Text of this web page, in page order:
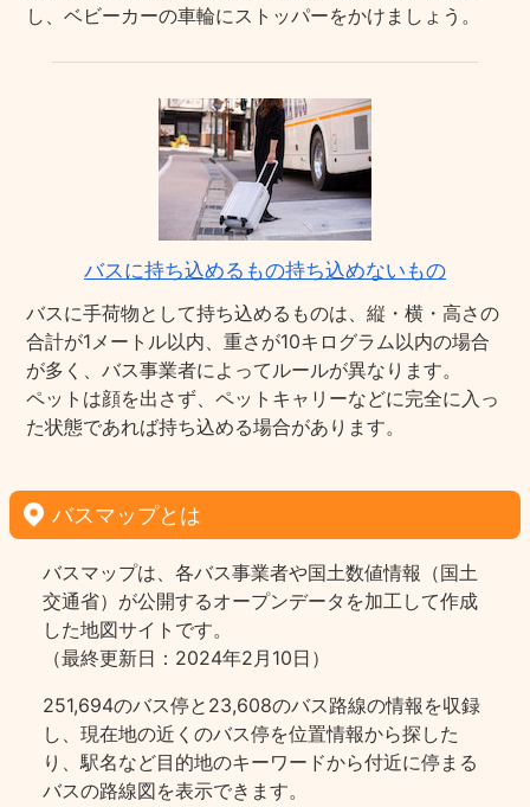
し、ベビーカーの車輪にストッパーをかけましょう。
バスに持ち込めるもの持ち込めないもの
バスに手荷物として持ち込めるものは、縦・横・高さの
合計が1メートル以内、重さが10キログラム以内の場合
が多く、バス事業者によってルールが異なります。
ペットは顔を出さず、ペットキャリーなどに完全に入っ
た状態であれば持ち込める場合があります。
バスマップとは
バスマップは、各バス事業者や国土数値情報（国土
交通省）が公開するオープンデータを加工して作成
した地図サイトです。
（最終更新日：2024年2月10日）
251,694のバス停と23,608のバス路線の情報を収録
し、現在地の近くのバス停を位置情報から探した
り、駅名など目的地のキーワードから付近に停まる
バスの路線図を表示できます。